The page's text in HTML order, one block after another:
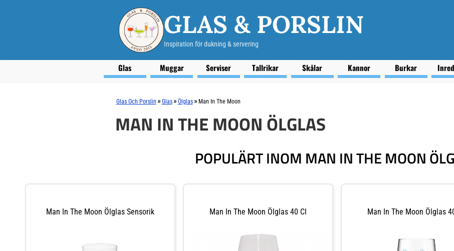
GLAS & PORSLIN
Inspiration för dukning & servering
Glas Muggar Serviser Tallrikar Skålar Kannor Burkar
Glas Och Porslin » Glas » Ölglas » Man In The Moon
MAN IN THE MOON ÖLGLAS
POPULÄRT INOM MAN IN THE MOON
Man In The Moon Ölglas Sensorik Man In The Moon Ölglas 40 Cl Man In The Moon Ölglas